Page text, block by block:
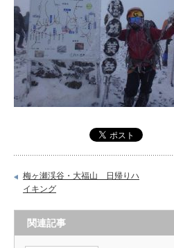
梅ヶ瀬渓谷・大福山 日帰りハ
イキング
関連記事